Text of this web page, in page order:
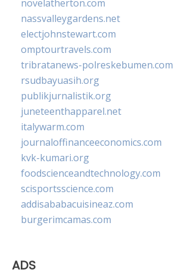
novelatherton.com
nassvalleygardens.net
electjohnstewart.com
omptourtravels.com
tribratanews-polreskebumen.com
rsudbayuasih.org
publikjurnalistik.org
juneteenthapparel.net
italywarm.com
journaloffinanceeconomics.com
kvk-kumari.org
foodscienceandtechnology.com
scisportsscience.com
addisababacuisineaz.com
burgerimcamas.com
ADS